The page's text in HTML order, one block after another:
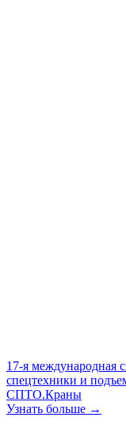
17-я международная
спецтехники и
СПТО.Краны
Узнать больше →